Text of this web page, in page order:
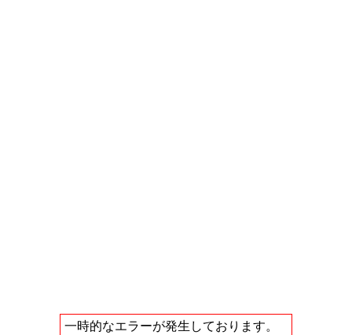
一時的なエラーが発生しております。